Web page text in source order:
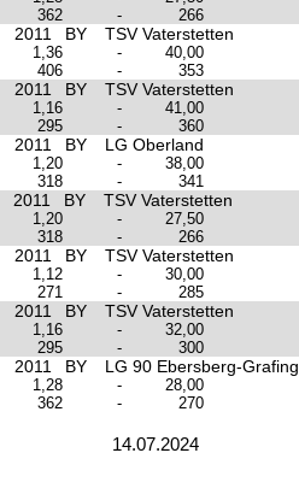
362 - 266
2011 BY TSV Vaterstetten
1,36 -
40,00
406 - 353
2011 BY TSV Vaterstetten
1,16 -
41,00
295 - 360
2011 BY LG Oberland
1,20 -
38,00
318 - 341
2011 BY TSV Vaterstetten
1,20 -
27,50
318 - 266
2011 BY TSV Vaterstetten
1,12 -
30,00
271 - 285
2011 BY TSV Vaterstetten
1,16 -
32,00
295 - 300
2011 BY LG 90 Ebersberg-Grafing
1,28 -
28,00
362 - 270
14.07.2024